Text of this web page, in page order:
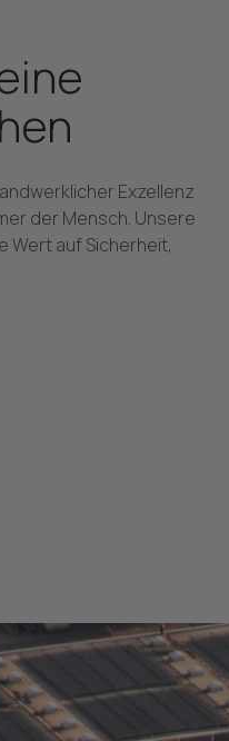
Exzellenz
der Mensch. Unsere
Wert auf Sicherheit,